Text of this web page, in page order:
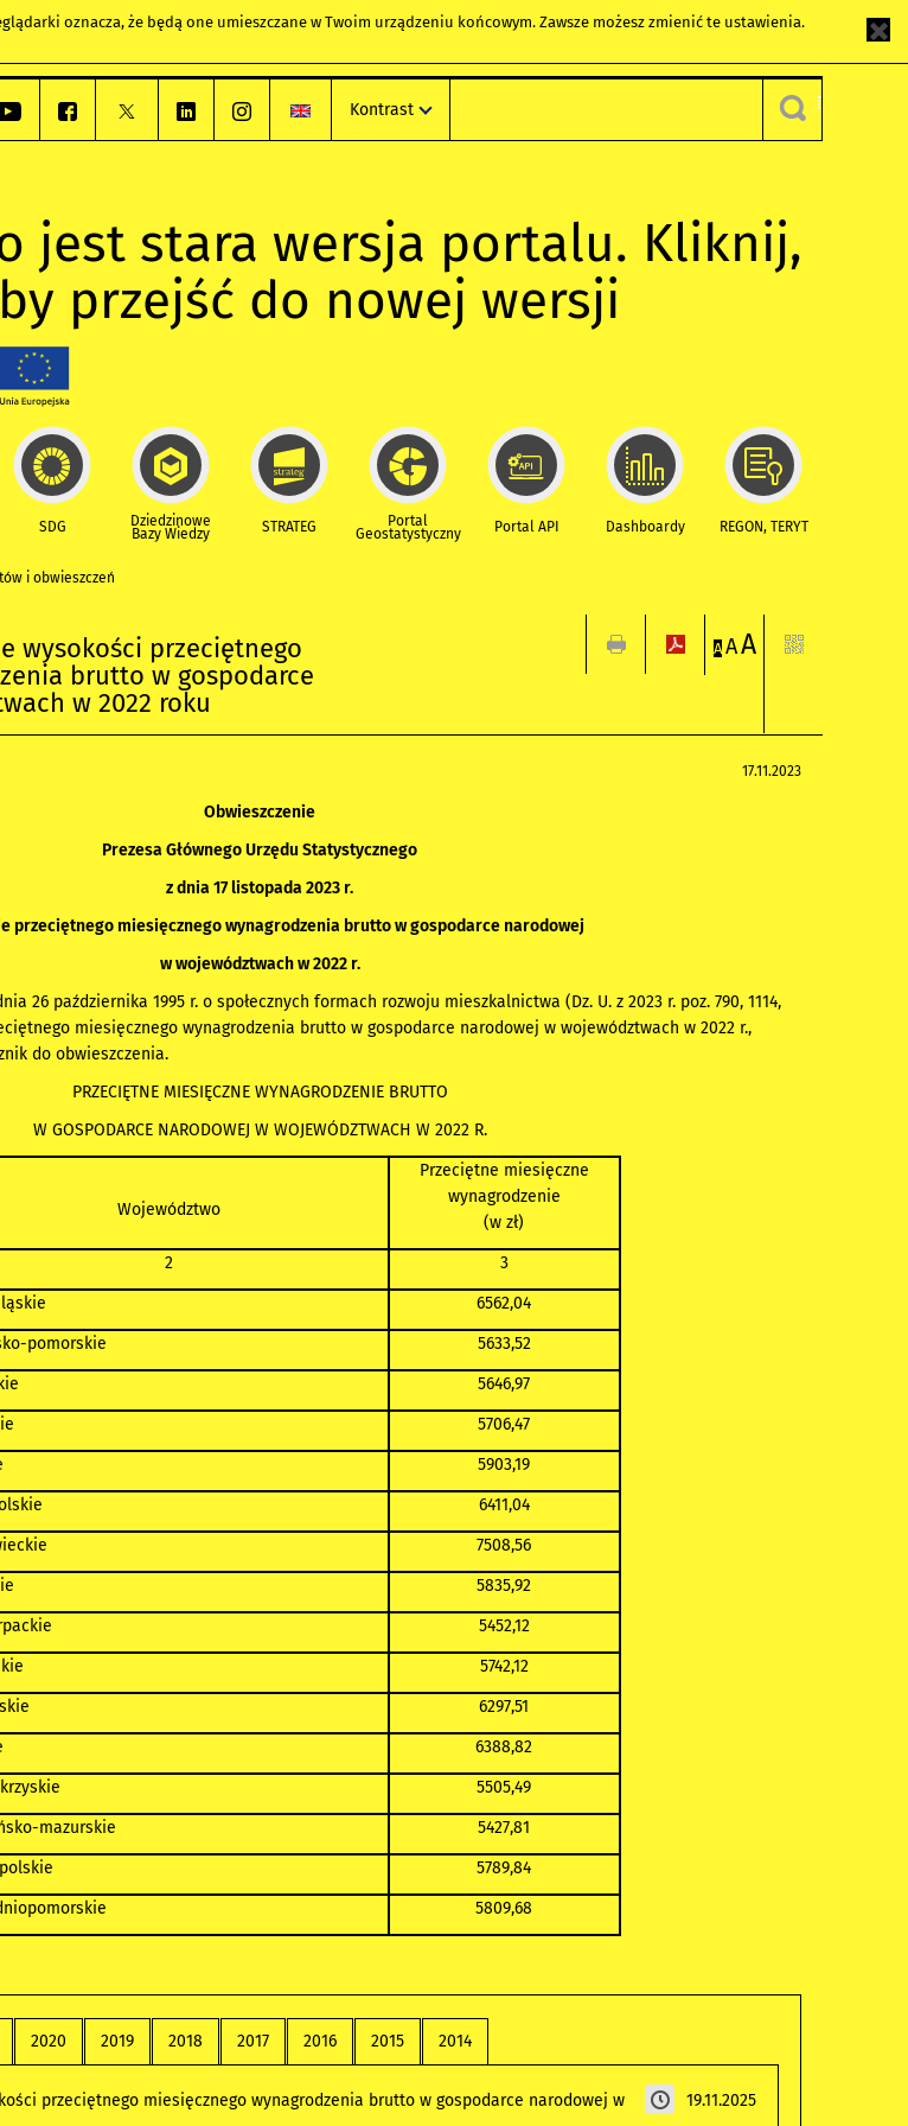
oznacza, że będą one umieszczane w Twoim urządzeniu końcowym. Zawsze możesz zmienić te ustawienia.
Kontrast
jest stara wersja portalu. Kliknij,
przejść do nowej wersji
SDG Dziedzinowe
Bazy Wiedzy STRATEG Portal
Geostatystyczny Portal API Dashboardy REGON, TERYT
i obwieszczeń
wysokości przeciętnego
brutto w gospodarce
w 2022 roku
A AA
17.11.2023
Obwieszczenie
Prezesa Głównego Urzędu Statystycznego
z dnia 17 listopada 2023 r.
przeciętnego miesięcznego wynagrodzenia brutto w gospodarce narodowej
w województwach w 2022 r.
26 października 1995 r. o społecznych formach rozwoju mieszkalnictwa (Dz. U. z 2023 r. poz. 790, 1114,
miesięcznego wynagrodzenia brutto w gospodarce narodowej w województwach w 2022 r.,
do obwieszczenia.
PRZECIĘTNE MIESIĘCZNE WYNAGRODZENIE BRUTTO
W GOSPODARCE NARODOWEJ W WOJEWÓDZTWACH W 2022 R.
Województwo
Przeciętne miesięczne
wynagrodzenie
(w zł)
2
3
6562,04
pomorskie
5633,52
5646,97
5706,47
5903,19
6411,04
7508,56
5835,92
5452,12
5742,12
6297,51
6388,82
5505,49
mazurskie
5427,81
5789,84
5809,68
2020 2019 2018 2017 2016 2015 2014
19.11.2025
przeciętnego miesięcznego wynagrodzenia brutto w gospodarce narodowej w